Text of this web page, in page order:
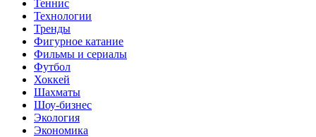
Теннис
Технологии
Тренды
Фигурное катание
Фильмы и сериалы
Футбол
Хоккей
Шахматы
Шоу-бизнес
Экология
Экономика